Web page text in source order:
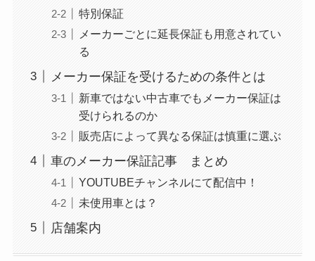
特別保証
メーカーごとに延長保証も用意されてい
る
メーカー保証を受けるための条件とは
新車ではない中古車でもメーカー保証は
受けられるのか
販売店によって異なる保証は慎重に選ぶ
車のメーカー保証記事 まとめ
YOUTUBEチャンネルにて配信中！
未使用車とは？
店舗案内